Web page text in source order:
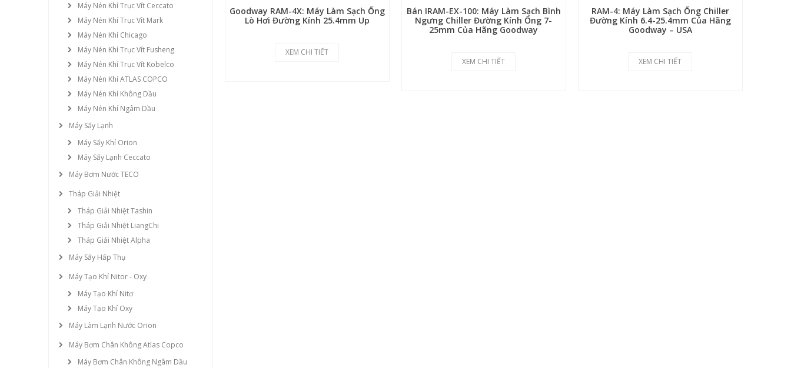
Máy Nén Khí Trục Vít Ceccato
Máy Nén Khí Trục Vít Mark
Máy Nén Khí Chicago
Máy Nén Khí Trục Vít Fusheng
Máy Nén Khí Trục Vít Kobelco
Máy Nén Khí ATLAS COPCO
Máy Nén Khí Không Dầu
Máy Nén Khí Ngâm Dầu
Máy Sấy Lạnh
Máy Sấy Khí Orion
Máy Sấy Lạnh Ceccato
Máy Bơm Nước TECO
Tháp Giải Nhiệt
Tháp Giải Nhiệt Tashin
Tháp Giải Nhiệt LiangChi
Tháp Giải Nhiệt Alpha
Máy Sấy Hấp Thụ
Máy Tạo Khí Nitor - Oxy
Máy Tạo Khí Nitơ
Máy Tạo Khí Oxy
Máy Làm Lạnh Nước Orion
Máy Bơm Chân Không Atlas Copco
Máy Bơm Chân Không Ngâm Dầu
Goodway RAM-4X: Máy Làm Sạch Ống
Lò Hơi Đường Kính 25.4mm Up
XEM CHI TIẾT
Bán IRAM-EX-100: Máy Làm Sạch Bình
Ngưng Chiller Đường Kính Ống 7-
25mm Của Hãng Goodway
XEM CHI TIẾT
RAM-4: Máy Làm Sạch Ống Chiller
Đường Kính 6.4-25.4mm Của Hãng
Goodway – USA
XEM CHI TIẾT